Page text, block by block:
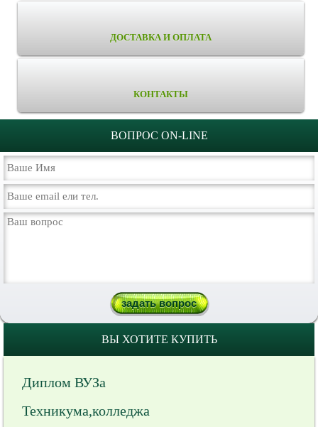
ДОСТАВКА И ОПЛАТА
КОНТАКТЫ
ВОПРОС ON-LINE
ВЫ ХОТИТЕ КУПИТЬ
Диплом ВУЗа
Техникума,колледжа